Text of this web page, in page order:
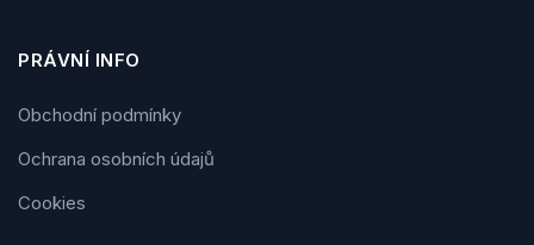
PRÁVNÍ INFO
Obchodní podmínky
Ochrana osobních údajů
Cookies